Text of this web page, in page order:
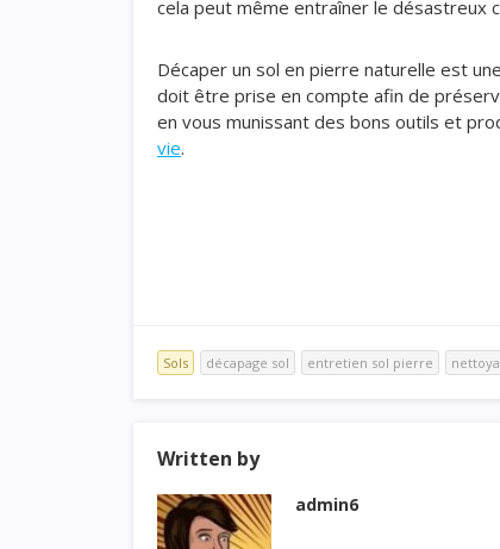
cela peut même entraîner le désastreux
Décaper un sol en pierre naturelle est
doit être prise en compte afin de
en vous munissant des bons outils et
vie.
Sols décapage sol entretien sol pierre
Written by
admin6